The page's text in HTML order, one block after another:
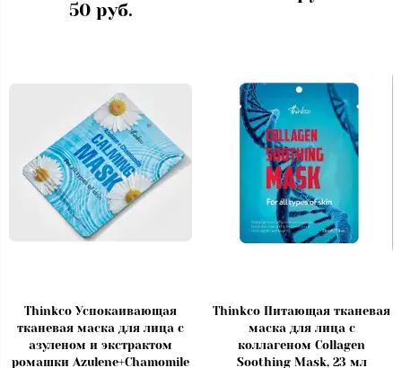
50 руб.
Thinkco Успокаивающая
тканевая маска для лица с
азуленом и экстрактом
ромашки Azulene+Chamomile
Thinkco Питающая тканевая
маска для лица с
коллагеном Collagen
Soothing Mask, 23 мл